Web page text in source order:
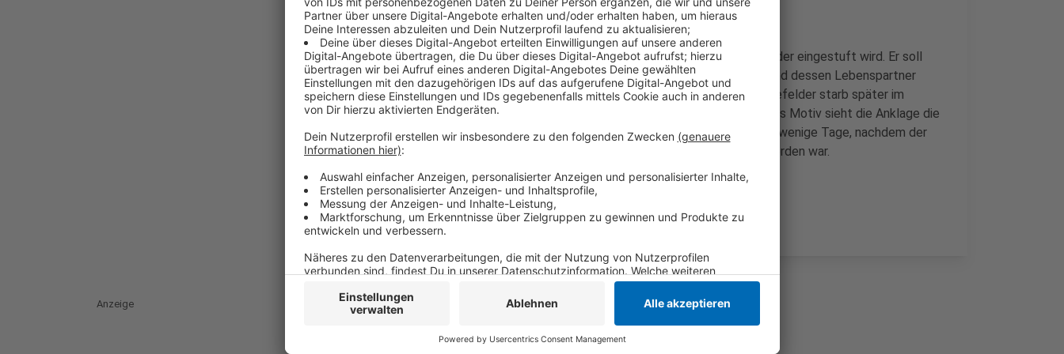
Angeklagt ist Abdullah A. - ein Syrer, der als islamistischer Gefährder eingestuft wird. Er soll
vor sieben Monaten unvermittelt auf den 55-jährigen Krefelder und dessen Lebenspartner
eingestochen haben - offenbar, weil sie Händchen hielten. Der Krefelder starb später im
Krankenhaus, sein 53 Jahre alter Begleiter überlebte nur knapp. Als Motiv sieht die Anklage die
radikal-islamistische Gesinnung von Abdullah A. Die Tat passierte wenige Tage, nachdem der
Angeklagte wegen einer Jugendstrafe aus der Haft entlassen worden war.
Anzeige
Anzeige